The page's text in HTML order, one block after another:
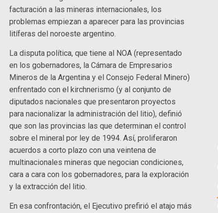
facturación a las mineras internacionales, los
problemas empiezan a aparecer para las provincias
litíferas del noroeste argentino.
La disputa política, que tiene al NOA (representado
en los gobernadores, la Cámara de Empresarios
Mineros de la Argentina y el Consejo Federal Minero)
enfrentado con el kirchnerismo (y al conjunto de
diputados nacionales que presentaron proyectos
para nacionalizar la administración del litio), definió
que son las provincias las que determinan el control
sobre el mineral por ley de 1994. Así, proliferaron
acuerdos a corto plazo con una veintena de
multinacionales mineras que negocian condiciones,
cara a cara con los gobernadores, para la exploración
y la extracción del litio.
En esa confrontación, el Ejecutivo prefirió el atajo más